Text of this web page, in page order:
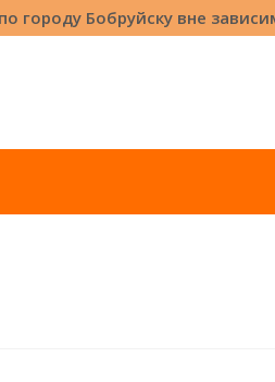
городу Бобруйску вне